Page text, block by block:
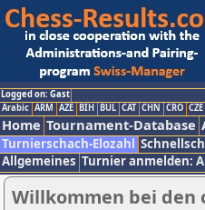
Logged on: Gast
Arabic ARM AZE BIH BUL CAT CHN CRO CZE
Home Tournament-Database
Turnierschach-Elozahl
Allgemeines Turnier anmelden:
Willkommen bei den